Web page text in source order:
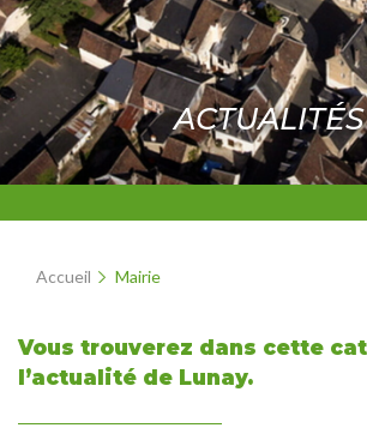
ACTUALITÉS
Accueil Mairie
Vous trouverez dans cette
l’actualité de Lunay.